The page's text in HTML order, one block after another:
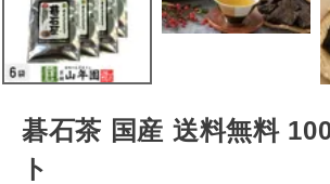
碁石茶 国産 送料無料
ト